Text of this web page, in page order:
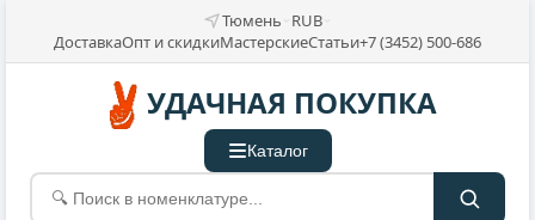
Тюмень RUB
ДоставкаОпт и скидкиМастерскиеСтатьи+7 (3452) 500-686
УДАЧНАЯ ПОКУПКА
Каталог